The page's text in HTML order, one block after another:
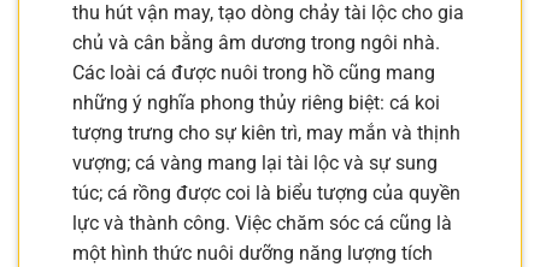
thu hút vận may, tạo dòng chảy tài lộc cho gia
chủ và cân bằng âm dương trong ngôi nhà.
Các loài cá được nuôi trong hồ cũng mang
những ý nghĩa phong thủy riêng biệt: cá koi
tượng trưng cho sự kiên trì, may mắn và thịnh
vượng; cá vàng mang lại tài lộc và sự sung
túc; cá rồng được coi là biểu tượng của quyền
lực và thành công. Việc chăm sóc cá cũng là
một hình thức nuôi dưỡng năng lượng tích